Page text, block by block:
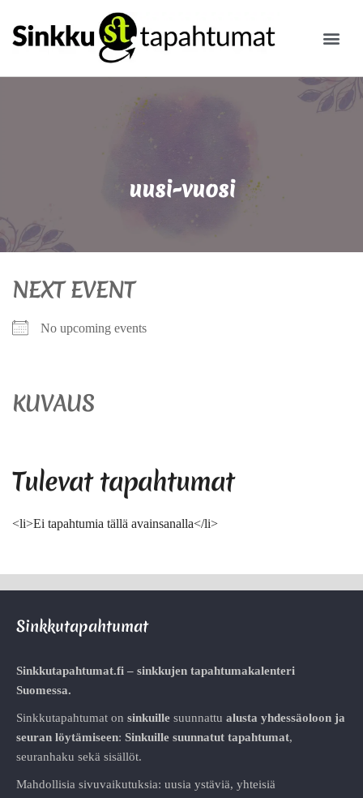
uusi-vuosi
NEXT EVENT
No upcoming events
KUVAUS
Tulevat tapahtumat
<li>Ei tapahtumia tällä avainsanalla</li>
Sinkkutapahtumat
Sinkkutapahtumat.fi – sinkkujen tapahtumakalenteri
Suomessa.
Sinkkutapahtumat on sinkuille suunnattu alusta yhdessäoloon ja
seuran löytämiseen: Sinkuille suunnatut tapahtumat,
seuranhaku sekä sisällöt.
Mahdollisia sivuvaikutuksia: uusia ystäviä, yhteisiä